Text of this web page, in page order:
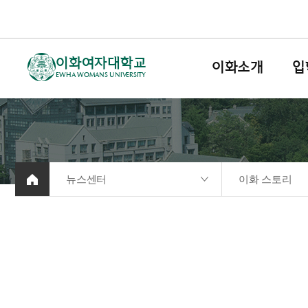
이화여자대학교
EWHA WOMANS UNIVERSITY
이화소개
뉴스센터 이화 스토리